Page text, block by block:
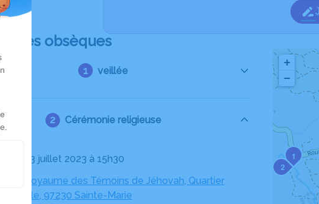
des obsèques
veillée
Cérémonie religieuse
lundi 03 juillet 2023 à 15h30
du Royaume des Témoins de Jéhovah, Quartier
étoile, 97230 Sainte-Marie
1
2
+
−